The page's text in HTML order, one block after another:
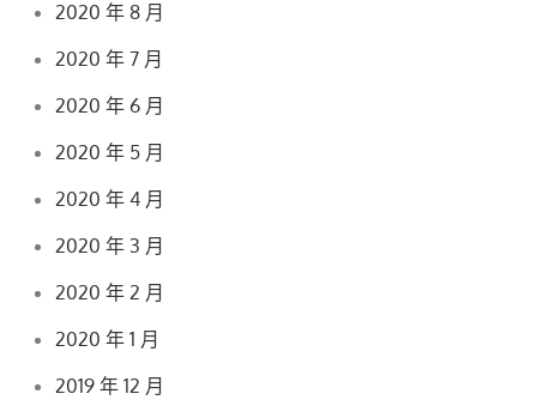
2020 年 8 月
2020 年 7 月
2020 年 6 月
2020 年 5 月
2020 年 4 月
2020 年 3 月
2020 年 2 月
2020 年 1 月
2019 年 12 月